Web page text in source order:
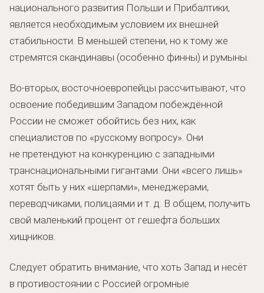
национального развития Польши и Прибалтики,
является необходимым условием их внешней
стабильности. В меньшей степени, но к тому же
стремятся скандинавы (особенно финны) и румыны.
Во-вторых, восточноевропейцы рассчитывают, что
освоение победившим Западом побеждённой
России не сможет обойтись без них, как
специалистов по «русскому вопросу». Они
не претендуют на конкуренцию с западными
транснациональными гигантами. Они «всего лишь»
хотят быть у них «шерпами», менеджерами,
переводчиками, полицаями и т. д. В общем, получить
свой маленький процент от гешефта больших
хищников.
Следует обратить внимание, что хоть Запад и несёт
в противостоянии с Россией огромные